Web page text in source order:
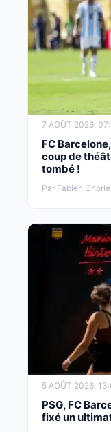
7 AOÛT 2026,
FC
coup de
tombé !
Par Fabien
5 AOÛT 2026,
PSG, FC
fixé un